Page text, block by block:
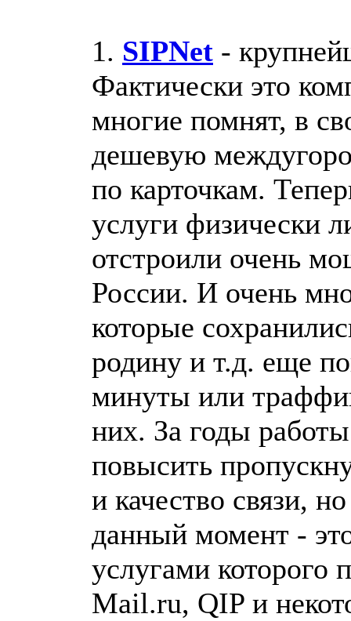
1. SIPNet -
Фактически это
многие помнят, в
дешевую
по карточкам.
услуги физически
отстроили очень
России. И очень
которые
родину и т.д. еще
минуты или
них. За годы
повысить
и качество связи,
данный момент -
услугами которого
Mail.ru, QIP и